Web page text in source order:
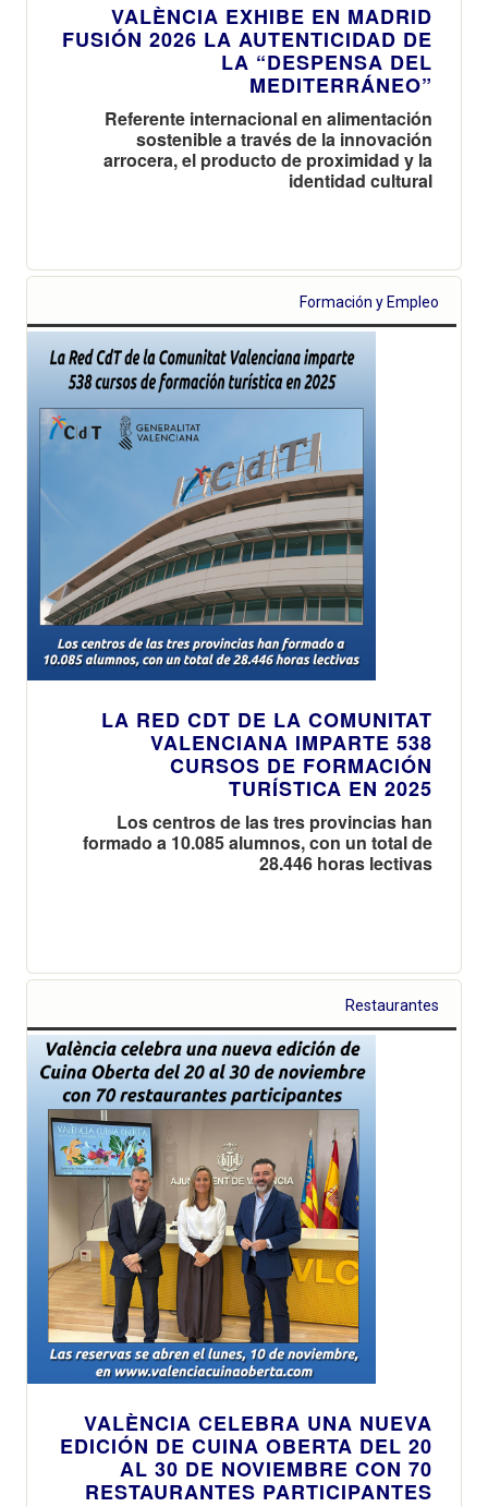
VALÈNCIA EXHIBE EN MADRID
FUSIÓN 2026 LA AUTENTICIDAD DE
LA “DESPENSA DEL
MEDITERRÁNEO”
Referente internacional en alimentación
sostenible a través de la innovación
arrocera, el producto de proximidad y la
identidad cultural
Formación y Empleo
LA RED CDT DE LA COMUNITAT
VALENCIANA IMPARTE 538
CURSOS DE FORMACIÓN
TURÍSTICA EN 2025
Los centros de las tres provincias han
formado a 10.085 alumnos, con un total de
28.446 horas lectivas
Restaurantes
VALÈNCIA CELEBRA UNA NUEVA
EDICIÓN DE CUINA OBERTA DEL 20
AL 30 DE NOVIEMBRE CON 70
RESTAURANTES PARTICIPANTES